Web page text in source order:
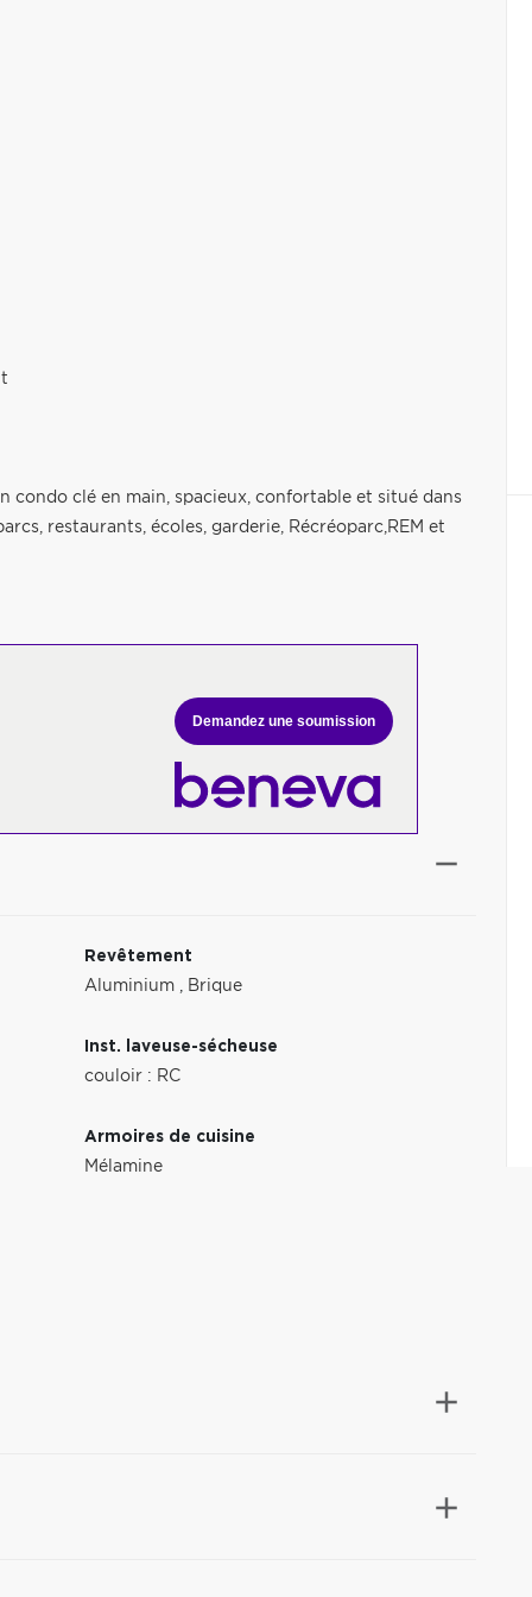
condo clé en main, spacieux, confortable et situé dans
restaurants, écoles, garderie, Récréoparc,REM et
Demandez une soumission
Revêtement
Aluminium , Brique
Inst. laveuse-sécheuse
couloir : RC
Armoires de cuisine
Mélamine